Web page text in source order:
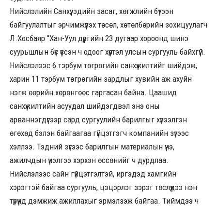
Нийслэлийн Санхүү, эдийн засаг, хөгжлийн бүтээн
байгуулалтыг эрчимжүүлэх төсөл, хөтөлбөрийн зохицуулагч
Л.Хосбаяр “Хан-Уул дүүргийн 23 дугаар хороонд шинэ
суурьшлын бүс үүссэн ч одоог хүртэл улсын сургууль байхгүй.
Нийслэлээс 6 тэрбум төгрөгийн санхүүжилтийг шийдэж,
харин 11 тэрбум төгрөгийн зардлыг хувийн аж ахуйн
нэгж өөрийн хөрөнгөөс гаргасан байна. Цаашид
санхүүжилтийн асуудал шийдэгдвэл энэ оны
арваннэгдүгээр сард сургуулийн барилгыг хүлээлгэн
өгөхөд бэлэн байгаагаа гүйцэтгэгч компанийн зүгээс
хэллээ. Тэдний зүгээс барилгын материалын үнэ,
ажилчдын үнэлгээ хэрхэн өссөнийг ч дурдлаа.
Нийслэлээс сайн гүйцэтгэлтэй, иргэдэд хамгийн
хэрэгтэй байгаа сургууль, цэцэрлэг зэрэг төслүүдээ нэн
түрүүнд дэмжиж ажиллахыг эрмэлзэж байгаа. Тиймдээ ч